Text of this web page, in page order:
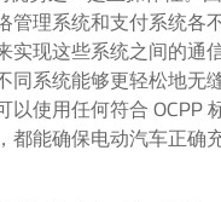
管理系统和支付系统各
实现这些系统之间的通
同系统能够更轻松地无
以使用任何符合 OCPP
都能确保电动汽车正确充